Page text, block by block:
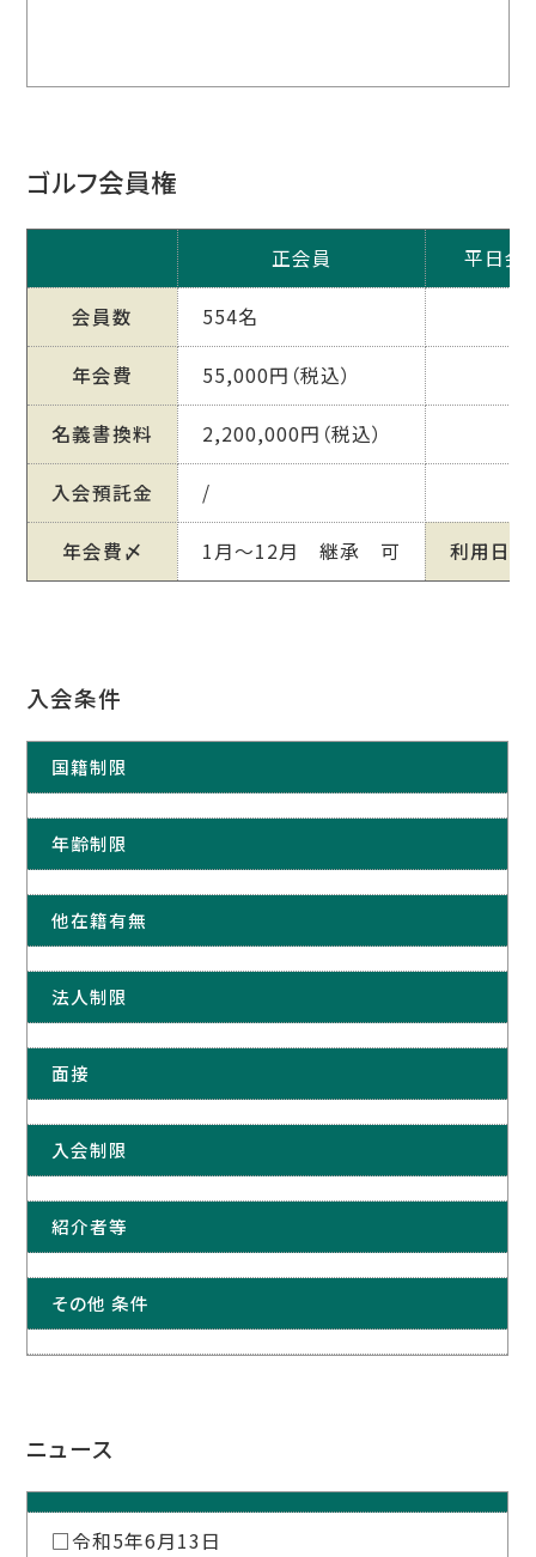
ゴルフ会員権
正会員 平日会
会員数 554名
年会費 55,000円（税込）
名義書換料 2,200,000円（税込）
入会預託金 /
年会費〆 1月～12月 継承 可 利用日
入会条件
国籍制限
年齢制限
他在籍有無
法人制限
面接
入会制限
紹介者等
その他 条件
ニュース
□令和5年6月13日